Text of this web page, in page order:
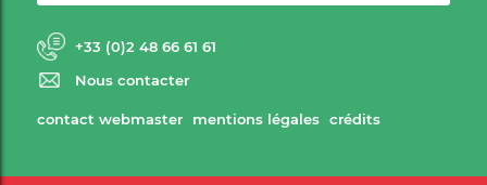
+33 (0)2 48 66 61 61
Nous contacter
contact webmaster mentions légales crédits